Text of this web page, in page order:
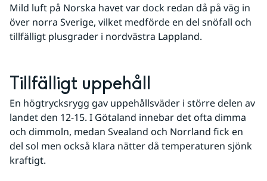
Mild luft på Norska havet var dock redan då på väg in
över norra Sverige, vilket medförde en del snöfall och
tillfälligt plusgrader i nordvästra Lappland.
Tillfälligt uppehåll
En högtrycksrygg gav uppehållsväder i större delen av
landet den 12-15. I Götaland innebar det ofta dimma
och dimmoln, medan Svealand och Norrland fick en
del sol men också klara nätter då temperaturen sjönk
kraftigt.